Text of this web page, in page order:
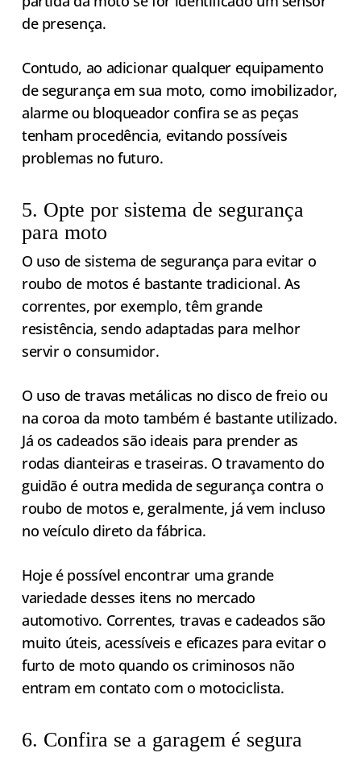
de presença.
Contudo, ao adicionar qualquer equipamento
de segurança em sua moto, como imobilizador,
alarme ou bloqueador confira se as peças
tenham procedência, evitando possíveis
problemas no futuro.
5. Opte por sistema de segurança
para moto
O uso de sistema de segurança para evitar o
roubo de motos é bastante tradicional. As
correntes, por exemplo, têm grande
resistência, sendo adaptadas para melhor
servir o consumidor.
O uso de travas metálicas no disco de freio ou
na coroa da moto também é bastante utilizado.
Já os cadeados são ideais para prender as
rodas dianteiras e traseiras. O travamento do
guidão é outra medida de segurança contra o
roubo de motos e, geralmente, já vem incluso
no veículo direto da fábrica.
Hoje é possível encontrar uma grande
variedade desses itens no mercado
automotivo. Correntes, travas e cadeados são
muito úteis, acessíveis e eficazes para evitar o
furto de moto quando os criminosos não
entram em contato com o motociclista.
6. Confira se a garagem é segura